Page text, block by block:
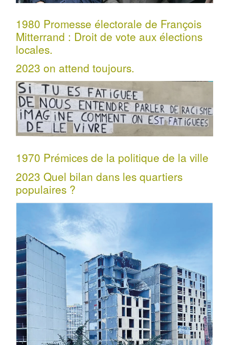
1980 Promesse électorale de François
Mitterrand : Droit de vote aux élections
locales.
2023 on attend toujours.
1970 Prémices de la politique de la ville
2023 Quel bilan dans les quartiers
populaires ?